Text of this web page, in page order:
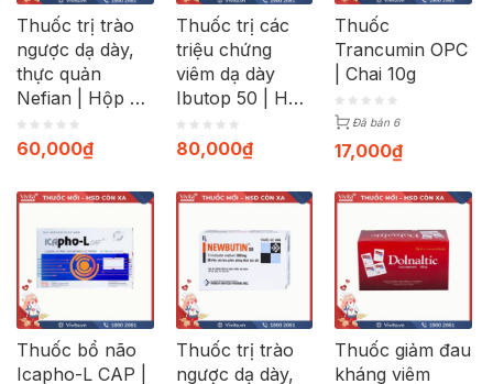
Thuốc trị trào
ngược dạ dày,
thực quản
Nefian | Hộp 30
viên
60,000₫
Thuốc trị các
triệu chứng
viêm dạ dày
Ibutop 50 | Hộp
20 viên
80,000₫
Thuốc
Trancumin OPC
| Chai 10g
Đã bán 6
17,000₫
Thuốc bổ não
Icapho-L CAP |
Thuốc trị trào
ngược dạ dày,
Thuốc giảm đau
kháng viêm